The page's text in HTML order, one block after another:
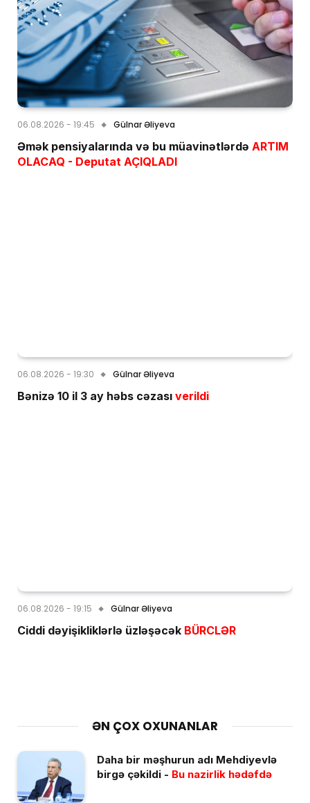
06.08.2026 - 19:45 Gülnar Əliyeva
Əmək pensiyalarında və bu müavinətlərdə ARTIM
OLACAQ - Deputat AÇIQLADI
06.08.2026 - 19:30 Gülnar Əliyeva
Bənizə 10 il 3 ay həbs cəzası verildi
06.08.2026 - 19:15 Gülnar Əliyeva
Ciddi dəyişikliklərlə üzləşəcək BÜRCLƏR
ƏN ÇOX OXUNANLAR
Daha bir məşhurun adı Mehdiyevlə
birgə çəkildi - Bu nazirlik hədəfdə